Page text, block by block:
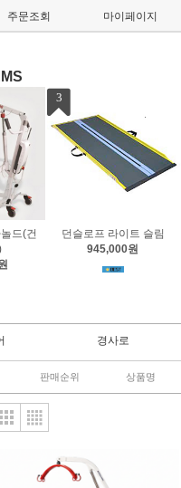
주문조회 마이페이지
드(건
3
던슬로프 라이트 슬림
945,000원
경사로
판매순위 상품명